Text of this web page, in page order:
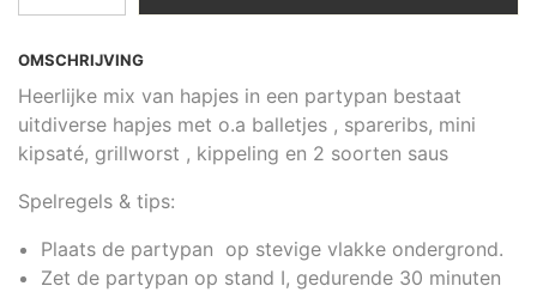
OMSCHRIJVING
Heerlijke mix van hapjes in een partypan bestaat
uitdiverse hapjes met o.a balletjes , spareribs, mini
kipsaté, grillworst , kippeling en 2 soorten saus
Spelregels & tips:
Plaats de partypan op stevige vlakke ondergrond.
Zet de partypan op stand I, gedurende 30 minuten